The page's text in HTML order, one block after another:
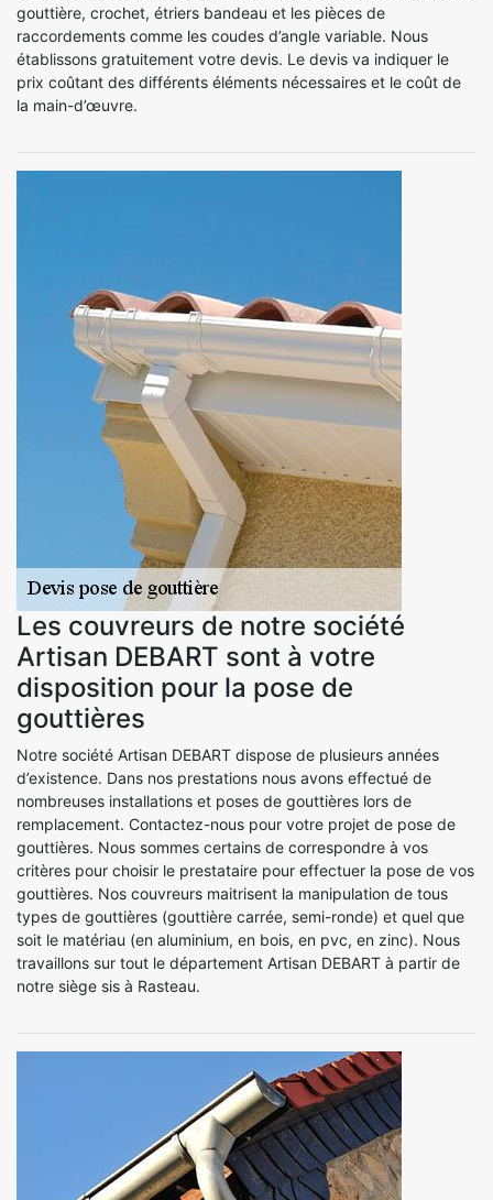
gouttière, crochet, étriers bandeau et les pièces de
raccordements comme les coudes d’angle variable. Nous
établissons gratuitement votre devis. Le devis va indiquer le
prix coûtant des différents éléments nécessaires et le coût de
la main-d’œuvre.
Les couvreurs de notre société
Artisan DEBART sont à votre
disposition pour la pose de
gouttières
Notre société Artisan DEBART dispose de plusieurs années
d’existence. Dans nos prestations nous avons effectué de
nombreuses installations et poses de gouttières lors de
remplacement. Contactez-nous pour votre projet de pose de
gouttières. Nous sommes certains de correspondre à vos
critères pour choisir le prestataire pour effectuer la pose de vos
gouttières. Nos couvreurs maitrisent la manipulation de tous
types de gouttières (gouttière carrée, semi-ronde) et quel que
soit le matériau (en aluminium, en bois, en pvc, en zinc). Nous
travaillons sur tout le département Artisan DEBART à partir de
notre siège sis à Rasteau.